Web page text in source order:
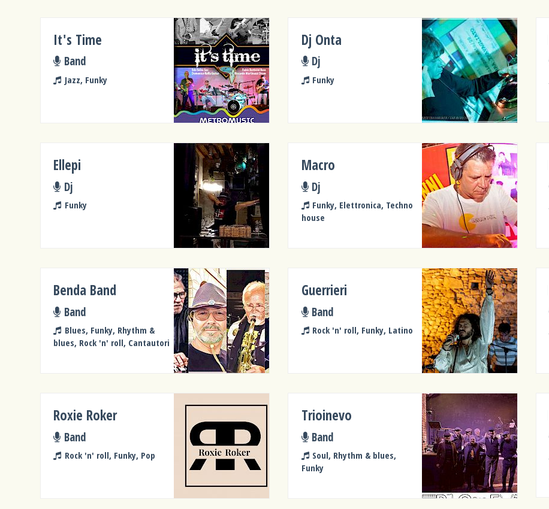
It's Time
Band
Jazz, Funky
Dj Onta
Dj
Funky
Ellepi
Dj
Funky
Macro
Dj
Funky, Elettronica, Techno
house
Benda Band
Band
Blues, Funky, Rhythm &
blues, Rock 'n' roll, Cantautori
Guerrieri
Band
Rock 'n' roll, Funky, Latino
Roxie Roker
Band
Rock 'n' roll, Funky, Pop
Trioinevo
Band
Soul, Rhythm & blues,
Funky